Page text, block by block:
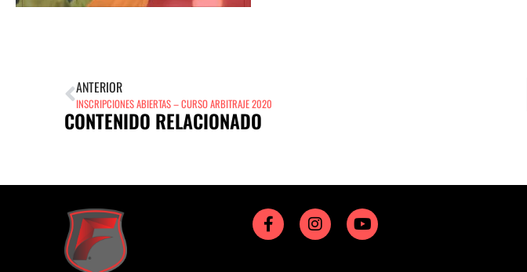
ANTERIOR
INSCRIPCIONES ABIERTAS – CURSO ARBITRAJE 2020
CONTENIDO RELACIONADO